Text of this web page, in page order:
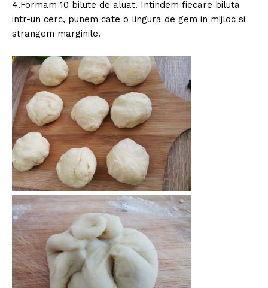
4.Formam 10 bilute de aluat. Intindem fiecare biluta
intr-un cerc, punem cate o lingura de gem in mijloc si
strangem marginile.